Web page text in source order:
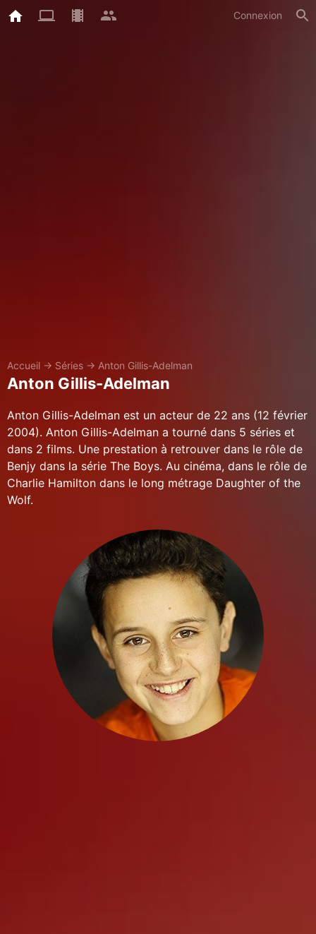
Connexion
Accueil → Séries → Anton Gillis-Adelman
Anton Gillis-Adelman
Anton Gillis-Adelman est un acteur de 22 ans (12 février
2004). Anton Gillis-Adelman a tourné dans 5 séries et
dans 2 films. Une prestation à retrouver dans le rôle de
Benjy dans la série The Boys. Au cinéma, dans le rôle de
Charlie Hamilton dans le long métrage Daughter of the
Wolf.